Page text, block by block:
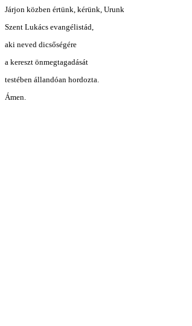
Járjon közben értünk, kérünk, Urunk
Szent Lukács evangélistád,
aki neved dicsőségére
a kereszt önmegtagadását
testében állandóan hordozta.
Ámen.